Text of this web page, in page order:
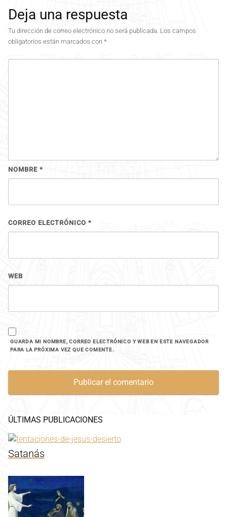
Deja una respuesta
Tu dirección de correo electrónico no será publicada. Los campos
obligatorios están marcados con *
NOMBRE *
CORREO ELECTRÓNICO *
WEB
GUARDA MI NOMBRE, CORREO ELECTRÓNICO Y WEB EN ESTE NAVEGADOR
PARA LA PRÓXIMA VEZ QUE COMENTE.
ÚLTIMAS PUBLICACIONES
Satanás